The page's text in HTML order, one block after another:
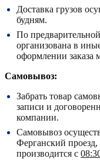
Доставка грузов
будням.
По
организована в
оформлении заказа
Самовывоз:
Забрать товар
записи и
компании.
Самовывоз
Ферганский проезд,
производится с